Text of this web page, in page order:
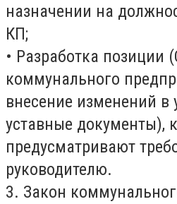
назначении на
КП;
• Разработка позиции
коммунального
внесение изменений
уставные документы),
предусматривают
руководителю.
3. Закон